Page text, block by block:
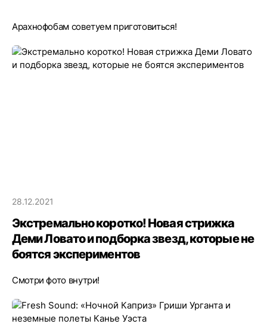
Арахнофобам советуем приготовиться!
28.12.2021
Экстремально коротко! Новая стрижка
Деми Ловато и подборка звезд, которые не
боятся экспериментов
Смотри фото внутри!